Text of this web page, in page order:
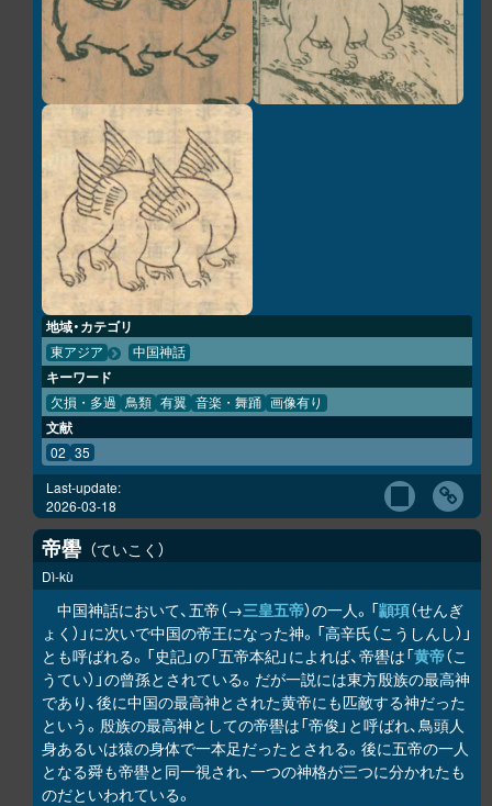
地域・カテゴリ
東アジア 中国神話
キーワード
欠損・多過 鳥類 有翼 音楽・舞踊 画像有り
文献
02 35
Last-update:
2026-03-18
帝嚳 ていこく
Dì-kù
中国神話において、五帝（→三皇五帝）の一人。「顓頊（せんぎ
ょく）」に次いで中国の帝王になった神。「高辛氏（こうしんし）」
とも呼ばれる。「史記」の「五帝本紀」によれば、帝嚳は「黄帝（こ
うてい）」の曾孫とされている。だが一説には東方殷族の最高神
であり、後に中国の最高神とされた黄帝にも匹敵する神だった
という。殷族の最高神としての帝嚳は「帝俊」と呼ばれ、鳥頭人
身あるいは猿の身体で一本足だったとされる。後に五帝の一人
となる舜も帝嚳と同一視され、一つの神格が三つに分かれたも
のだといわれている。